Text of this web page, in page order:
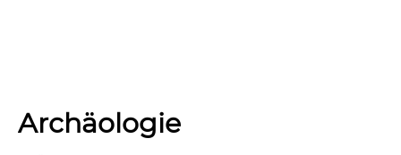
Archäologie